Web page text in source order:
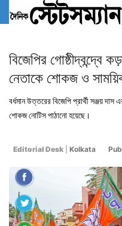
বিজেপির গোষ্ঠীদ্বন্দ্বে
নেতাকে শোকজ ও
বর্ধমান উত্তরের বিজেপি প্রার্থী সঞ্জয়
শোকজ নোটিস পাঠানো হয়েছে।
Editorial Desk Kolkata